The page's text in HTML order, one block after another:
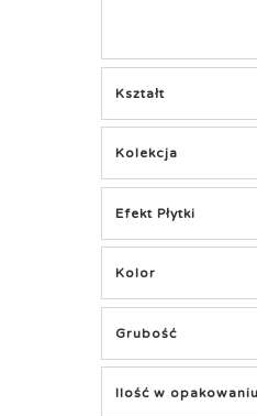
Kształt
Kolekcja
Efekt Płytki
Kolor
Grubość
Ilość w